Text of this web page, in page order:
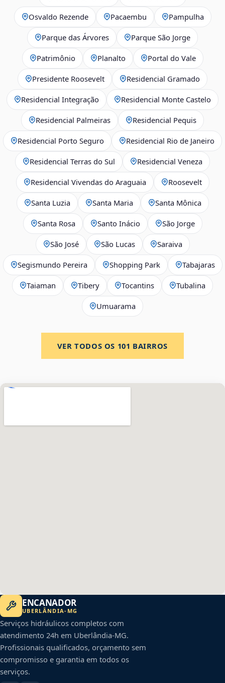
Osvaldo Rezende Pacaembu Pampulha
Parque das Árvores Parque São Jorge
Patrimônio Planalto Portal do Vale
Presidente Roosevelt Residencial Gramado
Residencial Integração Residencial Monte Castelo
Residencial Palmeiras Residencial Pequis
Residencial Porto Seguro Residencial Rio de Janeiro
Residencial Terras do Sul Residencial Veneza
Residencial Vivendas do Araguaia Roosevelt
Santa Luzia Santa Maria Santa Mônica
Santa Rosa Santo Inácio São Jorge
São José São Lucas Saraiva
Segismundo Pereira Shopping Park Tabajaras
Taiaman Tibery Tocantins Tubalina
Umuarama
VER TODOS OS 101 BAIRROS
ENCANADOR
UBERLÂNDIA- MG
Serviços hidráulicos completos com
atendimento 24h em Uberlândia-MG.
Profissionais qualificados, orçamento sem
compromisso e garantia em todos os
serviços.